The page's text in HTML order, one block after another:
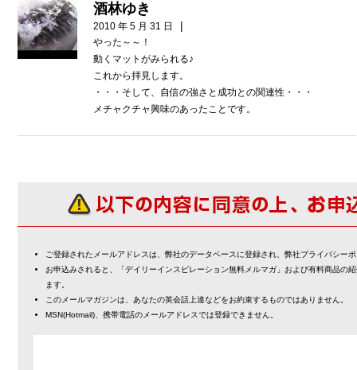
酒林ゆき
2010 年 5 月 31 日 |
やった～～！
動くマットがみられる♪
これから拝見します。
・・・そして、自信の強さと成功との関連性・・・
メチャクチャ興味のあったことです。
ご登録されたメールアドレスは、弊社のデータベースに登録され、弊社プライバシー
お申込みされると、「デイリーインスピレーション無料メルマガ」および有料商品の
ます。
このメールマガジンは、あなたの英会話上達などをお約束するものではありません。
MSN(Hotmail)、携帯電話のメールアドレスでは登録できません。